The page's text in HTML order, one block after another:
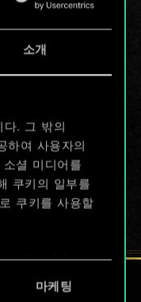
소개
. 그 밖의
하여 사용자의
셜 미디어를
쿠키의 일부를
쿠키를 사용할
메뉴에서
마케팅